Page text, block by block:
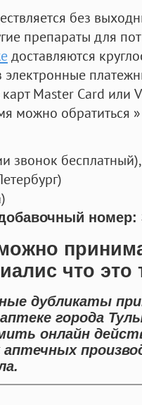
без
препараты для
доставляются
Master Card или
можно обратиться
звонок бесплатный),
номер:
что это
дубликаты
города
онлайн